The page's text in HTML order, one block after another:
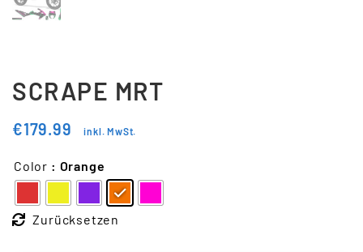
SCRAPE MRT
€179.99 inkl. MwSt.
Color : Orange
Zurücksetzen